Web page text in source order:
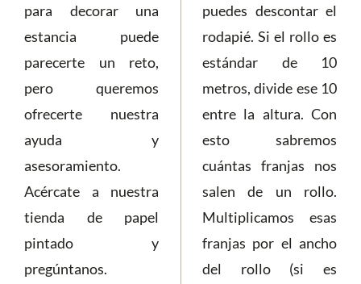
para decorar una
estancia puede
parecerte un reto,
pero queremos
ofrecerte nuestra
ayuda y
asesoramiento.
Acércate a nuestra
tienda de papel
pintado y
pregúntanos.
puedes descontar el
rodapié. Si el rollo es
estándar de 10
metros, divide ese 10
entre la altura. Con
esto sabremos
cuántas franjas nos
salen de un rollo.
Multiplicamos esas
franjas por el ancho
del rollo (si es